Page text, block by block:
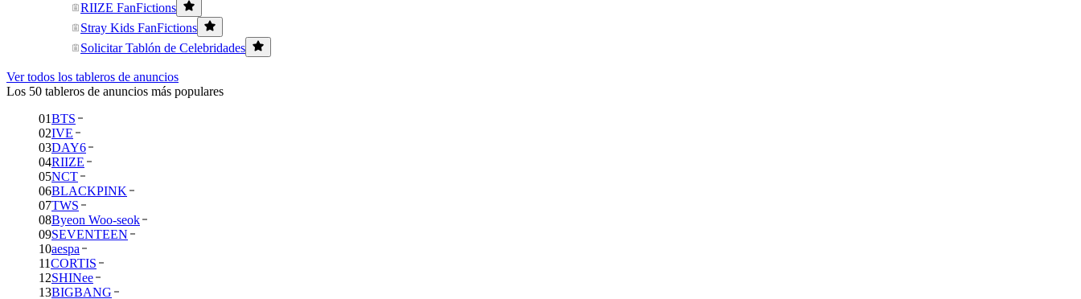
RIIZE FanFictions
Stray Kids FanFictions
Solicitar Tablón de Celebridades
Ver todos los tableros de anuncios
Los 50 tableros de anuncios más populares
01BTS
02IVE
03DAY6
04RIIZE
05NCT
06BLACKPINK
07TWS
08Byeon Woo-seok
09SEVENTEEN
10aespa
11CORTIS
12SHINee
13BIGBANG